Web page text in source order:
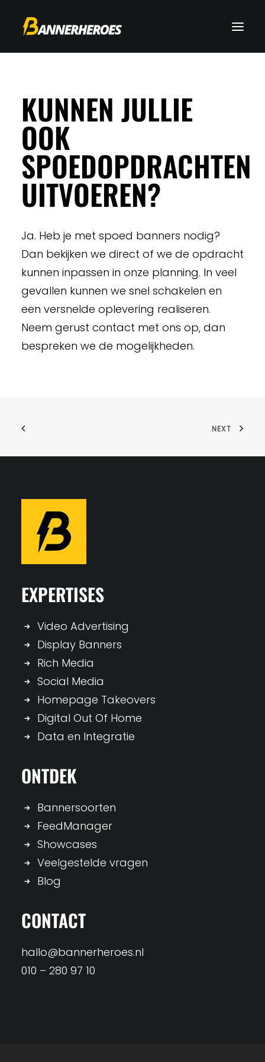
KUNNEN JULLIE
OOK
SPOEDOPDRACHTEN
UITVOEREN?
Ja. Heb je met spoed banners nodig?
Dan bekijken we direct of we de opdracht
kunnen inpassen in onze planning. In veel
gevallen kunnen we snel schakelen en
een versnelde oplevering realiseren.
Neem gerust contact met ons op, dan
bespreken we de mogelijkheden.
NEXT
EXPERTISES
Video Advertising
Display Banners
Rich Media
Social Media
Homepage Takeovers
Digital Out Of Home
Data en Integratie
ONTDEK
Bannersoorten
FeedManager
Showcases
Veelgestelde vragen
Blog
CONTACT
hallo@bannerheroes.nl
010 – 280 97 10